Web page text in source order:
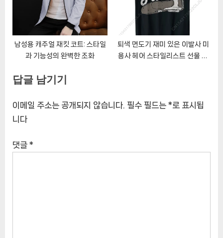
남성용 캐주얼 재킷 코트: 스타일
과 기능성의 완벽한 조화
퇴색 면도기 재미 있은 이발사 미
용사 헤어 스타일리스트 선물 티
답글 남기기
이메일 주소는 공개되지 않습니다. 필수 필드는 *로 표시됩
니다
댓글 *